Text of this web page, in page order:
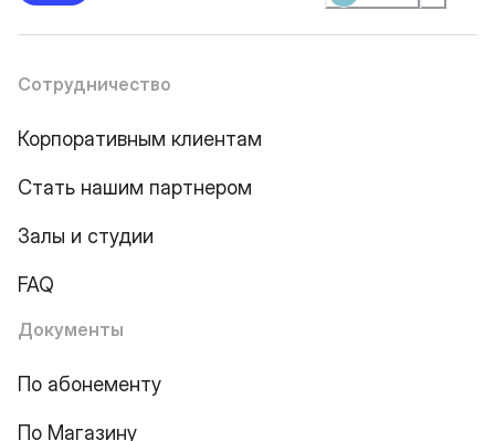
Сотрудничество
Корпоративным клиентам
Стать нашим партнером
Залы и студии
FAQ
Документы
По абонементу
По Магазину